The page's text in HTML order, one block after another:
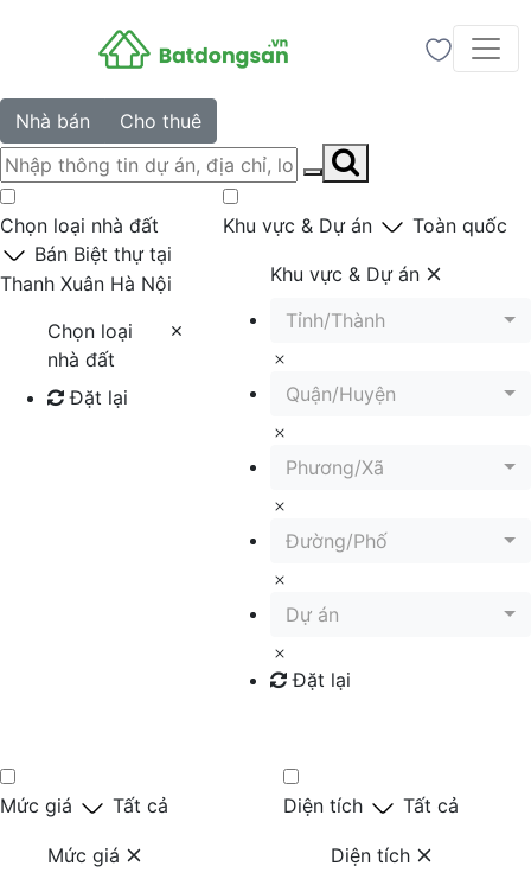
Nhà bán Cho thuê
Chọn loại nhà đất
Bán Biệt thự tại
Thanh Xuân Hà Nội
Chọn loại
nhà đất
Đặt lại
Khu vực & Dự án Toàn quốc
Khu vực & Dự án
Tỉnh/Thành
Quận/Huyện
Phương/Xã
Đường/Phố
Dự án
Đặt lại
Mức giá Tất cả
Mức giá
Diện tích Tất cả
Diện tích